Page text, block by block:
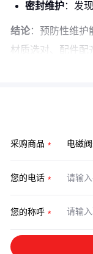
密封维护：发现
结论：预防性维护
材质选对、配件
采购商品
您的电话
您的称呼